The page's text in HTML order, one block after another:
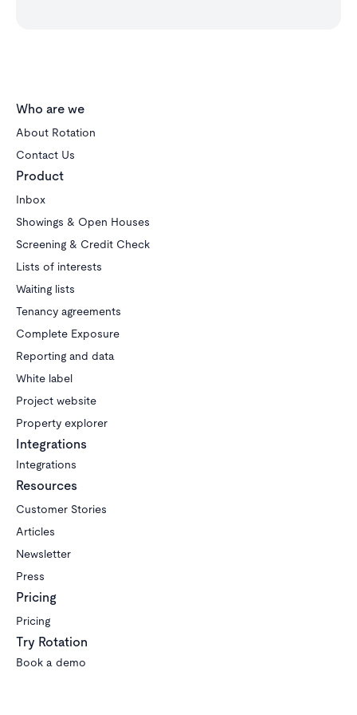
Who are we
About Rotation
Contact Us
Product
Inbox
Showings & Open Houses
Screening & Credit Check
Lists of interests
Waiting lists
Tenancy agreements
Complete Exposure
Reporting and data
White label
Project website
Property explorer
Integrations
Integrations
Resources
Customer Stories
Articles
Newsletter
Press
Pricing
Pricing
Try Rotation
Book a demo